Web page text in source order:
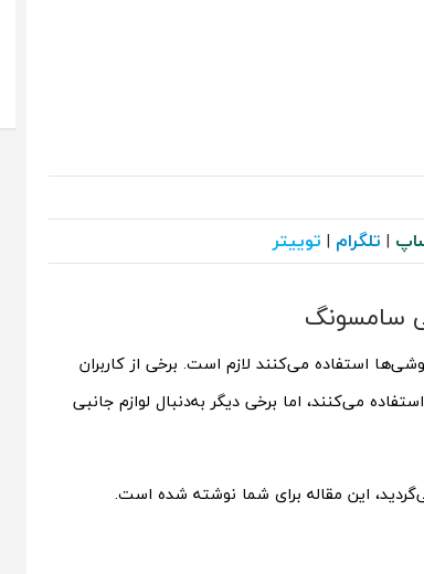
| تلگرام | توییتر
استفاده می‌کنند لازم است. برخی از کاربران
می‌کنند، اما برخی دیگر به‌دنبال لوازم جانبی
این مقاله برای شما نوشته شده است.